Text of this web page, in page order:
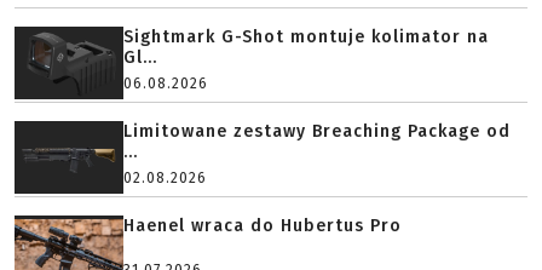
Sightmark G-Shot montuje kolimator na
Gl...
06.08.2026
Limitowane zestawy Breaching Package od
...
02.08.2026
Haenel wraca do Hubertus Pro